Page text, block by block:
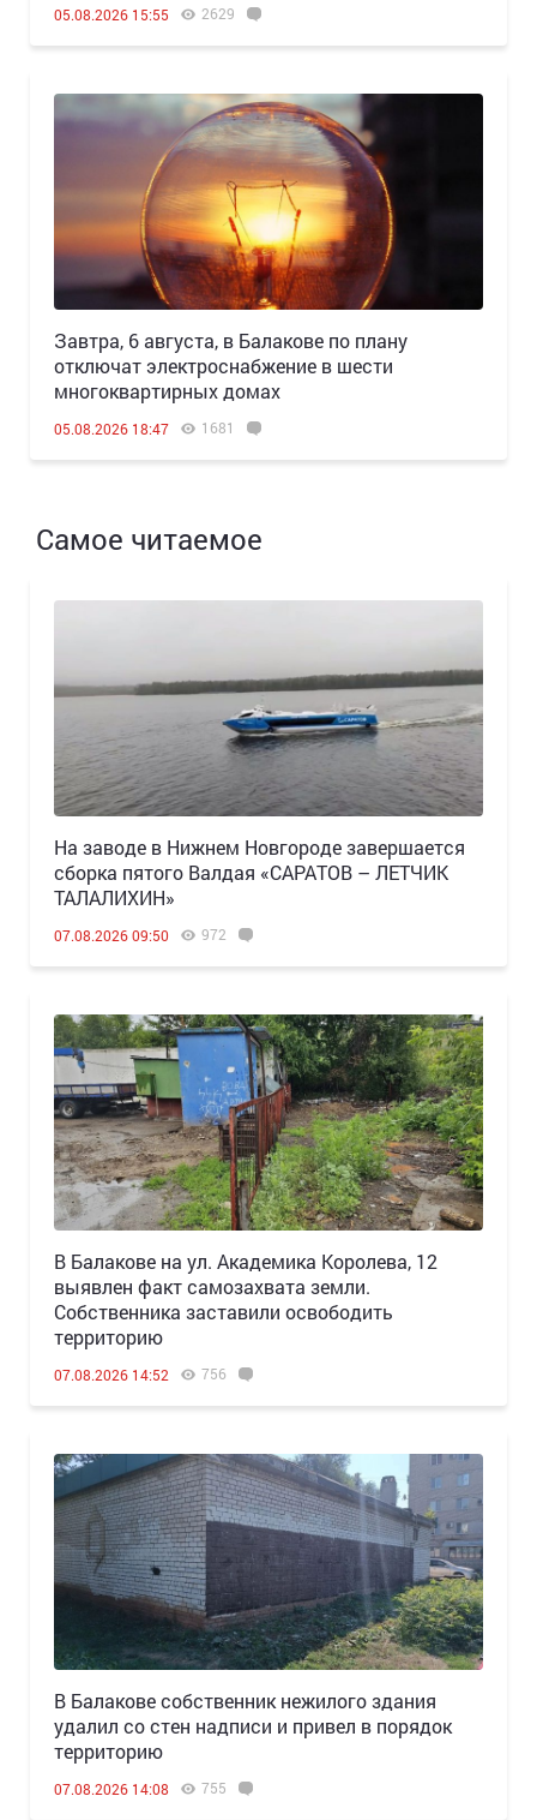
05.08.2026 15:55 2629
Завтра, 6 августа, в Балакове по плану
отключат электроснабжение в шести
многоквартирных домах
05.08.2026 18:47 1681
Самое читаемое
Н️а заводе в Нижнем Новгороде завершается
сборка пятого Валдая «САРАТОВ – ЛЕТЧИК
ТАЛАЛИХИН»
07.08.2026 09:50 972
В Балакове на ул. Академика Королева, 12
выявлен факт самозахвата земли.
Собственника заставили освободить
территорию
07.08.2026 14:52 756
В Балакове собственник нежилого здания
удалил со стен надписи и привел в порядок
территорию
07.08.2026 14:08 755